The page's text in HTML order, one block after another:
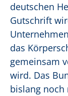
deutschen
Gutschrift
das
gemeinsam
wird. Das
bislang noch